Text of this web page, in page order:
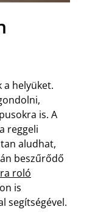
helyüket.
is. A
reggeli
aludhat,
beszűrődő
roló
is
segítségével.